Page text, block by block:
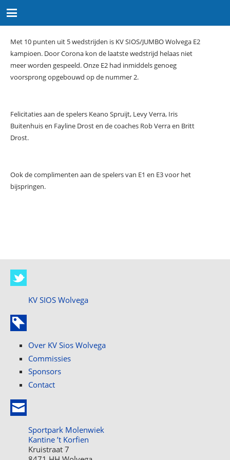
Met 10 punten uit 5 wedstrijden is KV SIOS/JUMBO Wolvega E2
kampioen. Door Corona kon de laatste wedstrijd helaas niet
meer worden gespeeld. Onze E2 had inmiddels genoeg
voorsprong opgebouwd op de nummer 2.
Felicitaties aan de spelers Keano Spruijt, Levy Verra, Iris
Buitenhuis en Fayline Drost en de coaches Rob Verra en Britt
Drost.
Ook de complimenten aan de spelers van E1 en E3 voor het
bijspringen.
KV SIOS Wolvega
Over KV Sios Wolvega
Commissies
Sponsors
Contact
Sportpark Molenwiek
Kantine ’t Korfien
Kruistraat 7